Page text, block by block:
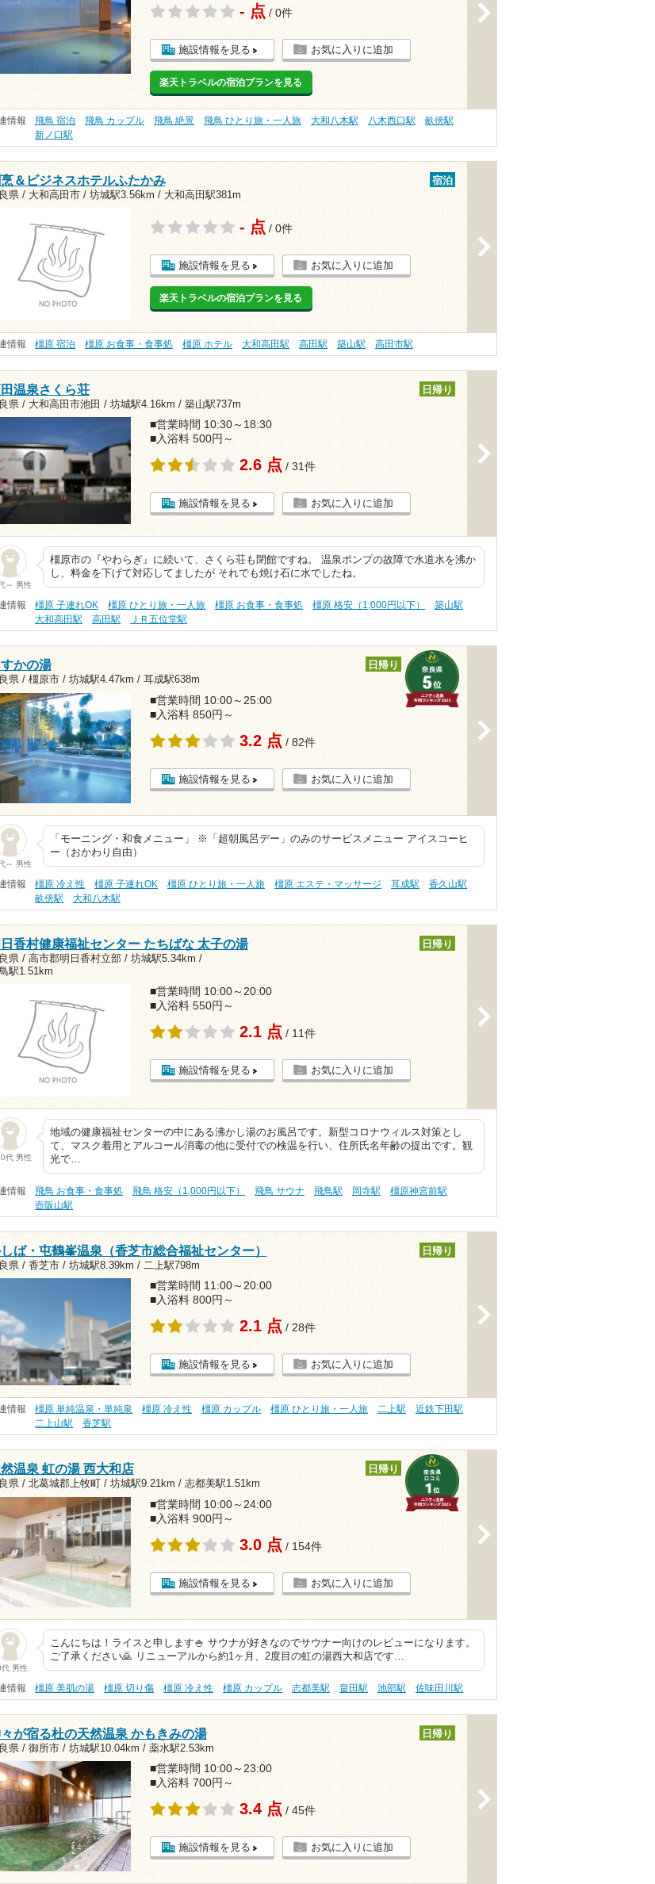
- 点 / 0件
施設情報を見る お気に入りに追加
楽天トラベルの宿泊プランを見る
情報 飛鳥 宿泊 飛鳥 カップル 飛鳥 絶景 飛鳥 ひとり旅・一人旅 大和八木駅 八木西口駅
畝傍駅
新ノ口駅
＆ビジネスホテルふたかみ
県 / 大和高田市 / 坊城駅3.56km / 大和高田駅381m
宿泊
- 点 / 0件
施設情報を見る お気に入りに追加
楽天トラベルの宿泊プランを見る
情報 橿原 宿泊 橿原 お食事・食事処 橿原 ホテル 大和高田駅 高田駅 築山駅 高田市駅
温泉さくら荘
県 / 大和高田市池田 / 坊城駅4.16km / 築山駅737m
日帰り
■営業時間 10:30～18:30
■入浴料 500円～
2.6 点 / 31件
施設情報を見る お気に入りに追加
～ 男性
橿原市の『やわらぎ』に続いて、さくら荘も閉館ですね。 温泉ポンプの故障で水道水を沸か
し、料金を下げて対応してましたが それでも焼け石に水でしたね。
情報 橿原 子連れOK 橿原 ひとり旅・一人旅 橿原 お食事・食事処 橿原 格安（1,000円以下）
築山駅
大和高田駅
高田駅 ＪＲ五位堂駅
かの湯
県 / 橿原市 / 坊城駅4.47km / 耳成駅638m
日帰り
■営業時間 10:00～25:00
■入浴料 850円～
3.2 点 / 82件
施設情報を見る お気に入りに追加
～ 男性
「モーニング・和食メニュー」 ※「超朝風呂デー」のみのサービスメニュー アイスコーヒ
ー（おかわり自由）
情報 橿原 冷え性 橿原 子連れOK 橿原 ひとり旅・一人旅 橿原 エステ・マッサージ 耳成駅
香久山駅
畝傍駅
大和八木駅
香村健康福祉センター たちばな 太子の湯
県 / 高市郡明日香村立部 / 坊城駅5.34km /
駅1.51km
日帰り
■営業時間 10:00～20:00
■入浴料 550円～
2.1 点 / 11件
施設情報を見る お気に入りに追加
代 男性
地域の健康福祉センターの中にある沸かし湯のお風呂です。新型コロナウィルス対策とし
て、マスク着用とアルコール消毒の他に受付での検温を行い、住所氏名年齢の提出です。観
光で…
情報 飛鳥 お食事・食事処 飛鳥 格安（1,000円以下） 飛鳥 サウナ 飛鳥駅 岡寺駅
橿原神宮前駅
壺阪山駅
ば・屯鶴峯温泉（香芝市総合福祉センター）
県 / 香芝市 / 坊城駅8.39km / 二上駅798m
日帰り
■営業時間 11:00～20:00
■入浴料 800円～
2.1 点 / 28件
施設情報を見る お気に入りに追加
情報 橿原 単純温泉・単純泉 橿原 冷え性 橿原 カップル 橿原 ひとり旅・一人旅 二上駅
近鉄下田駅
二上山駅
香芝駅
温泉 虹の湯 西大和店
県 / 北葛城郡上牧町 / 坊城駅9.21km / 志都美駅1.51km
日帰り
■営業時間 10:00～24:00
■入浴料 900円～
3.0 点 / 154件
施設情報を見る お気に入りに追加
男性
こんにちは！ライスと申します🍚 サウナが好きなのでサウナー向けのレビューになります。
ご了承ください🙇 リニューアルから約1ヶ月、2度目の虹の湯西大和店です…
情報 橿原 美肌の湯 橿原 切り傷 橿原 冷え性 橿原 カップル 志都美駅 畠田駅 池部駅 佐味田川駅
が宿る杜の天然温泉 かもきみの湯
県 / 御所市 / 坊城駅10.04km / 薬水駅2.53km
日帰り
■営業時間 10:00～23:00
■入浴料 700円～
3.4 点 / 45件
施設情報を見る お気に入りに追加